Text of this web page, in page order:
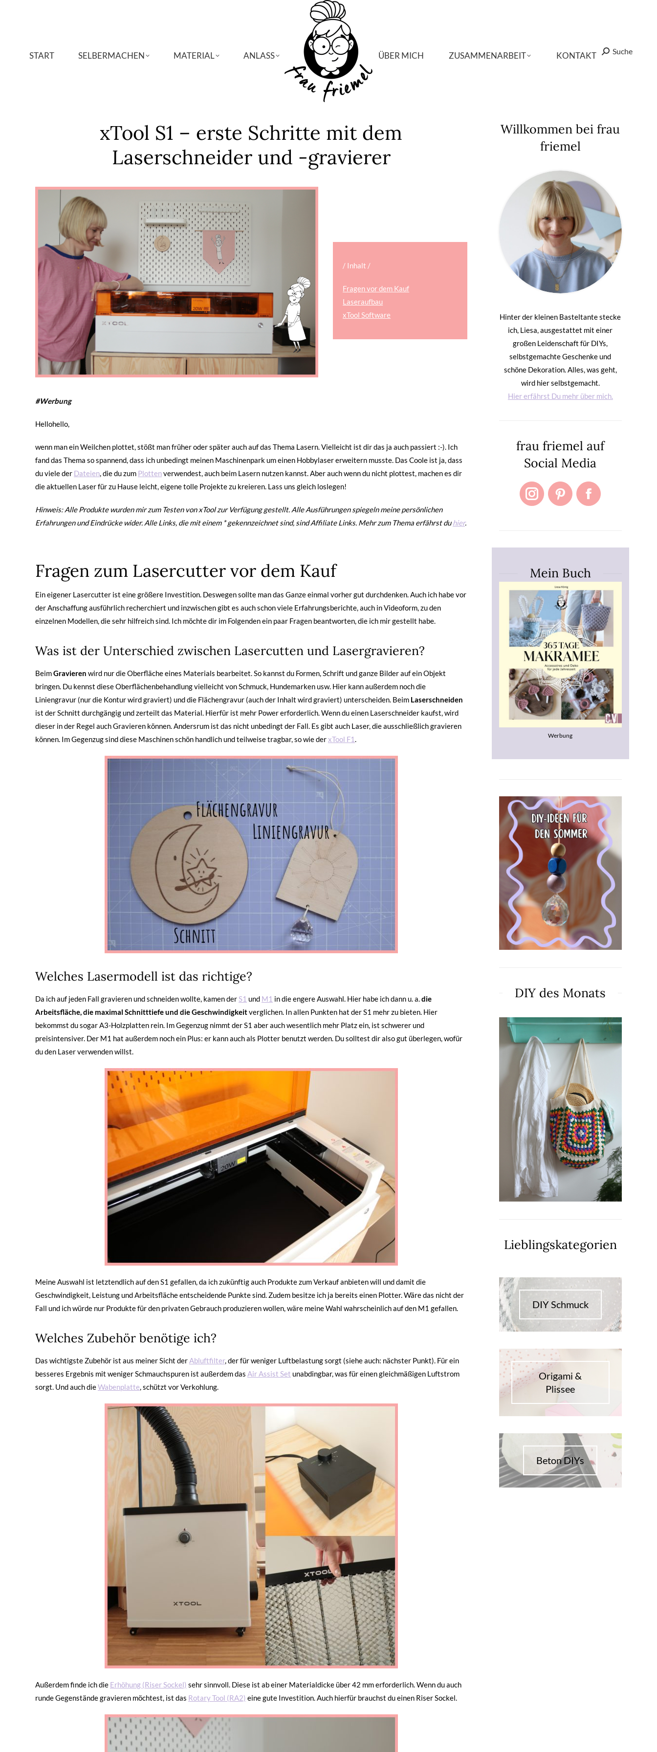
START SELBERMACHEN MATERIAL ANLASS ÜBER MICH ZUSAMMENARBEIT KONTAKT Search:
Suche
xTool S1 – erste Schritte mit dem
Laserschneider und -gravierer
/ Inhalt /
Fragen vor dem Kauf
Laseraufbau
xTool Software
#Werbung
Hellohello,
wenn man ein Weilchen plottet, stößt man früher oder später auch auf das Thema Lasern. Vielleicht ist dir das ja auch passiert :-). Ich
fand das Thema so spannend, dass ich unbedingt meinen Maschinenpark um einen Hobbylaser erweitern musste. Das Coole ist ja, dass
du viele der Dateien , die du zum Plottenverwendest, auch beim Lasern nutzen kannst. Aber auch wenn du nicht plottest, machen es dir
die aktuellen Laser für zu Hause leicht, eigene tolle Projekte zu kreieren. Lass uns gleich loslegen!
Hinweis: Alle Produkte wurden mir zum Testen von xTool zur Verfügung gestellt. Alle Ausführungen spiegeln meine persönlichen
Erfahrungen und Eindrücke wider. Alle Links, die mit einem * gekennzeichnet sind, sind Affiliate Links. Mehr zum Thema erfährst duhier.
Fragen zum Lasercutter vor dem Kauf
Ein eigener Lasercutter ist eine größere Investition. Deswegen sollte man das Ganze einmal vorher gut durchdenken. Auch ich habe vor
der Anschaffung ausführlich recherchiert und inzwischen gibt es auch schon viele Erfahrungsberichte, auch in Videoform, zu den
einzelnen Modellen, die sehr hilfreich sind. Ich möchte dir im Folgenden ein paar Fragen beantworten, die ich mir gestellt habe.
Was ist der Unterschied zwischen Lasercutten und Lasergravieren?
BeimGravieren wird nur die Oberfläche eines Materials bearbeitet. So kannst du Formen, Schrift und ganze Bilder auf ein Objekt
bringen. Du kennst diese Oberflächenbehandlung vielleicht von Schmuck, Hundemarken usw. Hier kann außerdem noch die
Liniengravur (nur die Kontur wird graviert) und die Flächengravur (auch der Inhalt wird graviert) unterscheiden. Beim Laserschneiden
ist der Schnitt durchgängig und zerteilt das Material. Hierfür ist mehr Power erforderlich. Wenn du einen Laserschneider kaufst, wird
dieser in der Regel auch Gravieren können. Andersrum ist das nicht unbedingt der Fall. Es gibt auch Laser, die ausschließlich gravieren
können. Im Gegenzug sind diese Maschinen schön handlich und teilweise tragbar, so wie derxTool F1
Welches Lasermodell ist das richtige?
Da ich auf jeden Fall gravieren und schneiden wollte, kamen der S1 und M1 in die engere Auswahl. Hier habe ich dann u. a. die
Arbeitsfläche, die maximal Schnitttiefe und die Geschwindigkeitverglichen. In allen Punkten hat der S1 mehr zu bieten. Hier
bekommst du sogar A3-Holzplatten rein. Im Gegenzug nimmt der S1 aber auch wesentlich mehr Platz ein, ist schwerer und
preisintensiver. Der M1 hat außerdem noch ein Plus: er kann auch als Plotter benutzt werden. Du solltest dir also gut überlegen, wofür
du den Laser verwenden willst.
Meine Auswahl ist letztendlich auf den S1 gefallen, da ich zukünftig auch Produkte zum Verkauf anbieten will und damit die
Geschwindigkeit, Leistung und Arbeitsfläche entscheidende Punkte sind. Zudem besitze ich ja bereits einen Plotter. Wäre das nicht der
Fall und ich würde nur Produkte für den privaten Gebrauch produzieren wollen, wäre meine Wahl wahrscheinlich auf den M1 gefallen.
Welches Zubehör benötige ich?
Das wichtigste Zubehör ist aus meiner Sicht der Abluftfilter, der für weniger Luftbelastung sorgt (siehe auch: nächster Punkt). Für ein
besseres Ergebnis mit weniger Schmauchspuren ist außerdem das Air Assist Set unabdingbar, was für einen gleichmäßigen Luftstrom
sorgt. Und auch dieWabenplatte , schützt vor Verkohlung.
Außerdem finde ich die Erhöhung (Riser Sockel) sehr sinnvoll. Diese ist ab einer Materialdicke über 42 mm erforderlich. Wenn du auch
runde Gegenstände gravieren möchtest, ist das Rotary Tool (RA2) eine gute Investition. Auch hierfür brauchst du einen Riser Sockel.
Willkommen bei frau
friemel
Hinter der kleinen Basteltante stecke
ich, Liesa, ausgestattet mit einer
großen Leidenschaft für DIYs,
selbstgemachte Geschenke und
schöne Dekoration. Alles, was geht,
wird hier selbstgemacht.
Hier erfährst Du mehr über mich.
frau friemel auf
Social Media
Instagram
PinterestFacebook
Mein Buch
Werbung
DIY des Monats
Lieblingskategorien
DIY Schmuck
Origami &
Plissee
Beton DIYs
START SELBERMACHEN MATERIAL ANLASS ÜBER MICH ZUSAMMENARBEIT KONTAKT Search:
Suche